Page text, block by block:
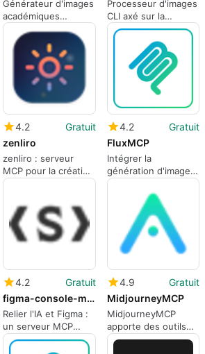
Générateur d'images
académiques
innovant
Processeur d'images
CLI axé sur la
confidentialité pour
les flux de travail des
développeurs et des
agents
4.2
Gratuit
zenliro
zenliro : serveur
MCP pour la création
d'images par IA
4.2
Gratuit
FluxMCP
Intégrer la
génération d'images
FLUX.1 directement
dans les flux de
travail de chat MCP
4.2
Gratuit
figma-console-mcp
Relier l'IA et Figma :
un serveur MCP
orienté développeur
4.9
Gratuit
MidjourneyMCP
MidjourneyMCP
apporte des outils
d'image Midjourney